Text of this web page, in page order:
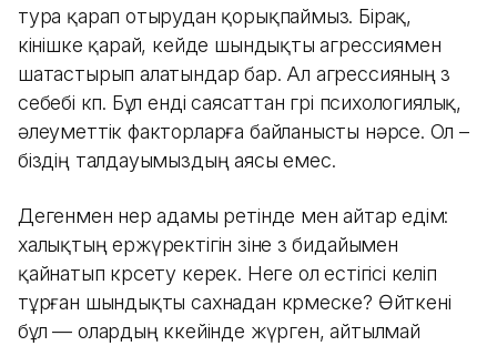
тура қарап отырудан қорықпаймыз. Бірақ,
өкінішке қарай, кейде шындықты агрессиямен
шатастырып алатындар бар. Ал агрессияның өз
себебі көп. Бұл енді саясаттан гөрі психологиялық,
әлеуметтік факторларға байланысты нәрсе. Ол –
біздің талдауымыздың аясы емес.
Дегенмен өнер адамы ретінде мен айтар едім:
халықтың ержүректігін өзіне өз бидайымен
қайнатып көрсету керек. Неге ол естігісі келіп
тұрған шындықты сахнадан көрмеске? Өйткені
бұл — олардың көкейінде жүрген, айтылмай